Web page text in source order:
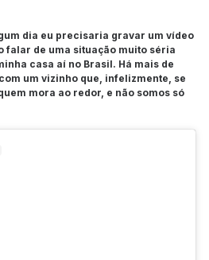
dia eu precisaria gravar um vídeo
falar de uma situação muito séria
casa aí no Brasil. Há mais de
um vizinho que, infelizmente, se
mora ao redor, e não somos só